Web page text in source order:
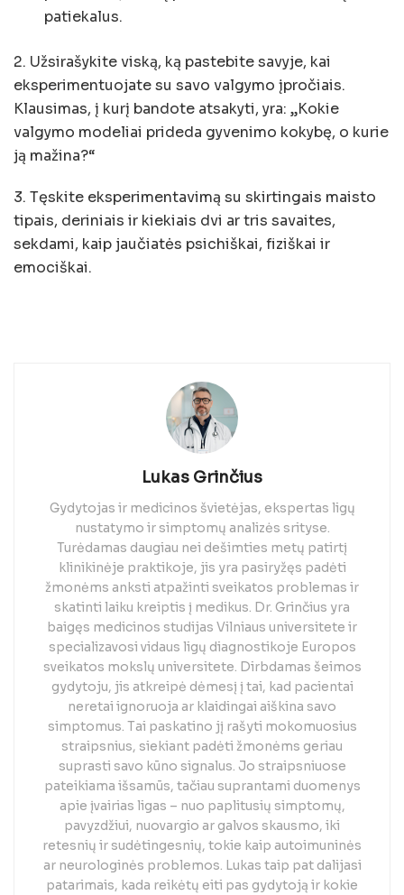
patiekalus.
2. Užsirašykite viską, ką pastebite savyje, kai
eksperimentuojate su savo valgymo įpročiais.
Klausimas, į kurį bandote atsakyti, yra: „Kokie
valgymo modeliai prideda gyvenimo kokybę, o kurie
ją mažina?“
3. Tęskite eksperimentavimą su skirtingais maisto
tipais, deriniais ir kiekiais dvi ar tris savaites,
sekdami, kaip jaučiatės psichiškai, fiziškai ir
emociškai.
Lukas Grinčius
Gydytojas ir medicinos švietėjas, ekspertas ligų
nustatymo ir simptomų analizės srityse.
Turėdamas daugiau nei dešimties metų patirtį
klinikinėje praktikoje, jis yra pasiryžęs padėti
žmonėms anksti atpažinti sveikatos problemas ir
skatinti laiku kreiptis į medikus. Dr. Grinčius yra
baigęs medicinos studijas Vilniaus universitete ir
specializavosi vidaus ligų diagnostikoje Europos
sveikatos mokslų universitete. Dirbdamas šeimos
gydytoju, jis atkreipė dėmesį į tai, kad pacientai
neretai ignoruoja ar klaidingai aiškina savo
simptomus. Tai paskatino jį rašyti mokomuosius
straipsnius, siekiant padėti žmonėms geriau
suprasti savo kūno signalus. Jo straipsniuose
pateikiama išsamūs, tačiau suprantami duomenys
apie įvairias ligas – nuo paplitusių simptomų,
pavyzdžiui, nuovargio ar galvos skausmo, iki
retesnių ir sudėtingesnių, tokie kaip autoimuninės
ar neurologinės problemos. Lukas taip pat dalijasi
patarimais, kada reikėtų eiti pas gydytoją ir kokie